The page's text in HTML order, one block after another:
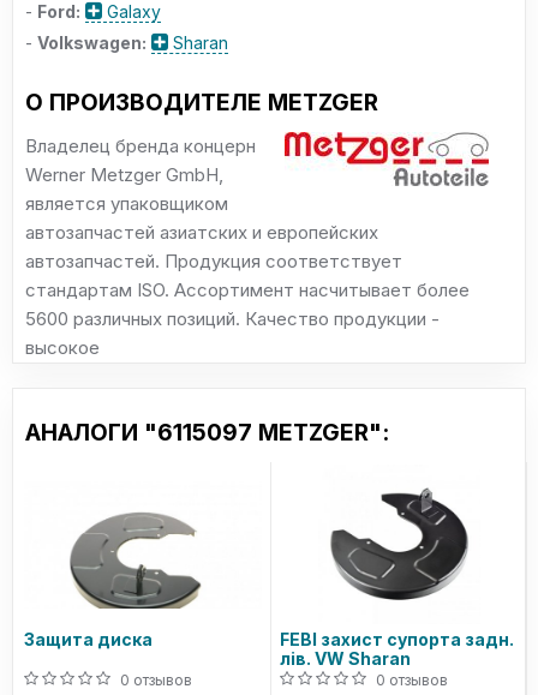
- Ford:
Galaxy
- Volkswagen: Sharan
О ПРОИЗВОДИТЕЛЕ METZGER
Владелец бренда концерн
Werner Metzger GmbH,
является упаковщиком
автозапчастей азиатских и европейских
автозапчастей. Продукция соответствует
стандартам ISO. Ассортимент насчитывает более
5600 различных позиций. Качество продукции -
высокое
АНАЛОГИ "6115097 METZGER":
Защита диска
0 отзывов
FEBI захист супорта задн.
лів. VW Sharan
0 отзывов